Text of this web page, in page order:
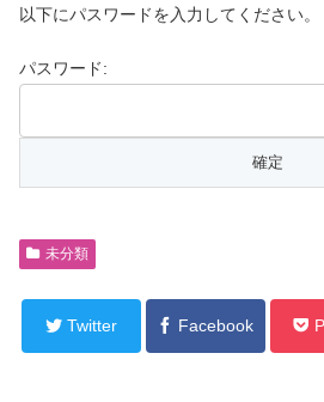
以下にパスワードを入力してください。
パスワード:
未分類
Twitter Facebook